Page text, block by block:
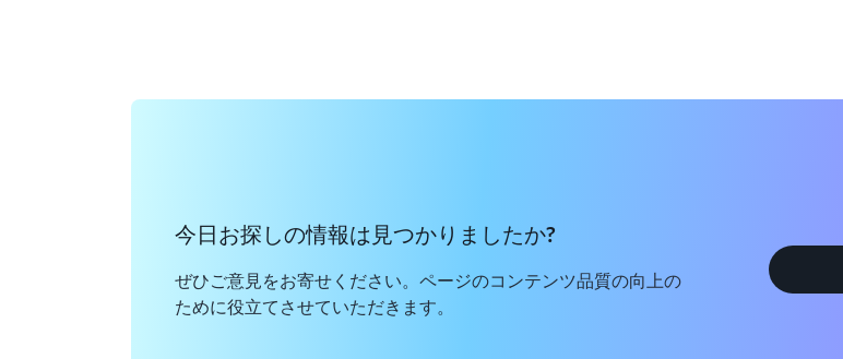
今日お探しの情報は見つかりましたか?
ぜひご意見をお寄せください。ページのコンテンツ品質の向上の
ために役立てさせていただきます。